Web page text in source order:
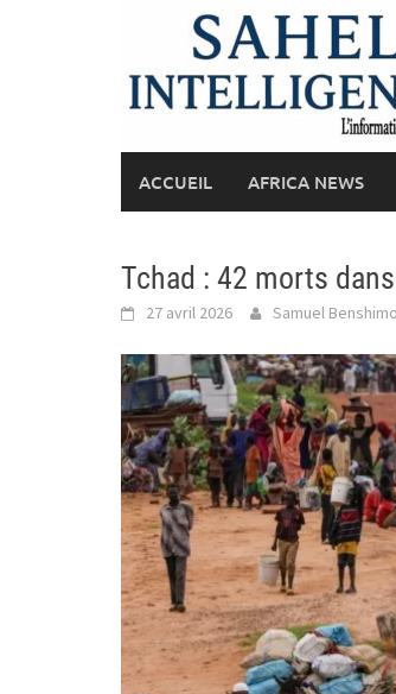
ACCUEIL AFRICA NEWS
Tchad : 42 morts
27 avril 2026 Samuel